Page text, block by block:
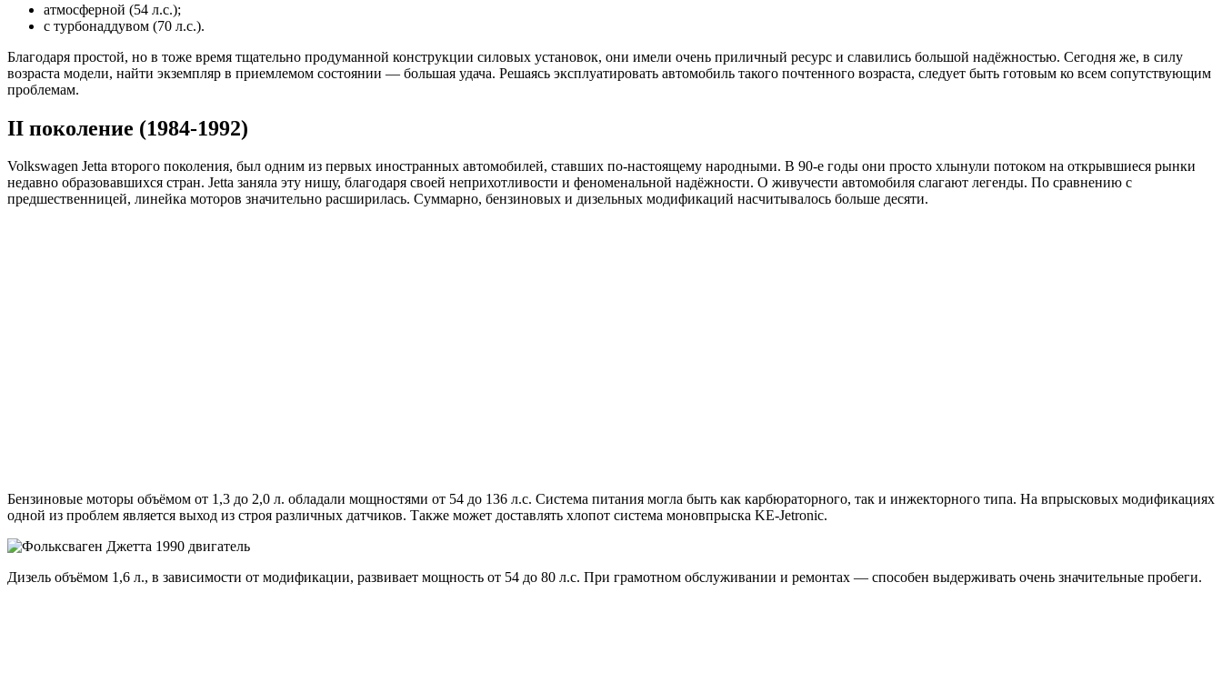
атмосферной (54 л.с.);
с турбонаддувом (70 л.с.).
Благодаря простой, но в тоже время тщательно продуманной конструкции силовых установок, они имели очень приличный ресурс и славились большой надёжностью. Сегодня же, в силу
возраста модели, найти экземпляр в приемлемом состоянии — большая удача. Решаясь эксплуатировать автомобиль такого почтенного возраста, следует быть готовым ко всем сопутствующим
проблемам.
II поколение (1984-1992)
Volkswagen Jetta второго поколения, был одним из первых иностранных автомобилей, ставших по-настоящему народными. В 90-е годы они просто хлынули потоком на открывшиеся рынки
недавно образовавшихся стран. Jetta заняла эту нишу, благодаря своей неприхотливости и феноменальной надёжности. О живучести автомобиля слагают легенды. По сравнению с
предшественницей, линейка моторов значительно расширилась. Суммарно, бензиновых и дизельных модификаций насчитывалось больше десяти.
Бензиновые моторы объёмом от 1,3 до 2,0 л. обладали мощностями от 54 до 136 л.с. Система питания могла быть как карбюраторного, так и инжекторного типа. На впрысковых модификациях
одной из проблем является выход из строя различных датчиков. Также может доставлять хлопот система моновпрыска KE-Jetronic.
Дизель объёмом 1,6 л., в зависимости от модификации, развивает мощность от 54 до 80 л.с. При грамотном обслуживании и ремонтах — способен выдерживать очень значительные пробеги.